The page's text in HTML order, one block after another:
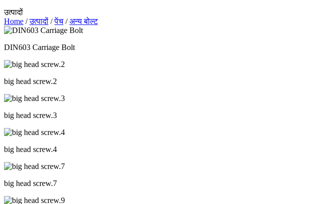
उत्पादों
Home /उत्पादों /पेंच /अन्य बोल्ट
DIN603 Carriage Bolt
big head screw.2
big head screw.3
big head screw.4
big head screw.7